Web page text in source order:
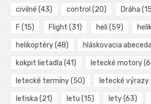
civilné (43) control (20) Dráha
F (15) Flight (31) heli (59)
helikoptéry(48) hláskovacia abeceda
kokpit lietadla (41) letecké motory
letecké termíny(50) letecké výrazy
letiska (21) letu (15) lety(63)